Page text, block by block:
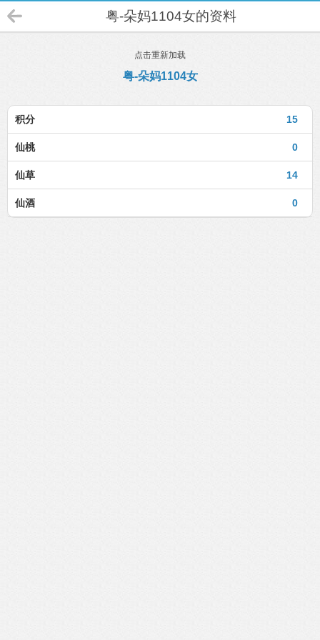
粤-朵妈1104女的资料
点击重新加载
粤-朵妈1104女
15
积分
0
仙桃
14
仙草
0
仙酒